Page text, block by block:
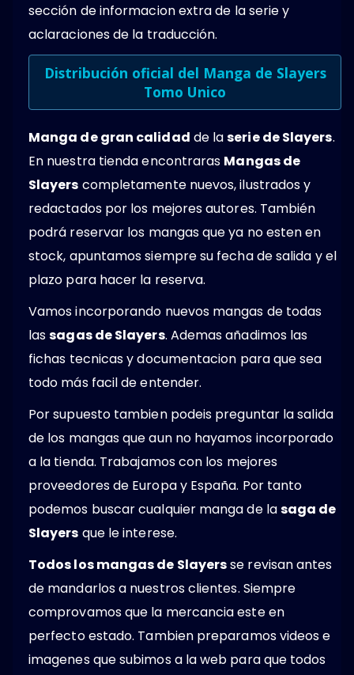
sección de informacion extra de la serie y
aclaraciones de la traducción.
Distribución oficial del Manga de Slayers
Tomo Unico
Manga de gran calidad de laserie de Slayers.
En nuestra tienda encontraras Mangas de
Slayers completamente nuevos, ilustrados y
redactados por los mejores autores. También
podrá reservar los mangas que ya no esten en
stock, apuntamos siempre su fecha de salida y el
plazo para hacer la reserva.
Vamos incorporando nuevos mangas de todas
lassagas de Slayers. Ademas añadimos las
fichas tecnicas y documentacion para que sea
todo más facil de entender.
Por supuesto tambien podeis preguntar la salida
de los mangas que aun no hayamos incorporado
a la tienda. Trabajamos con los mejores
proveedores de Europa y España. Por tanto
podemos buscar cualquier manga de lasaga de
Slayers que le interese.
Todos los mangas de Slayersse revisan antes
de mandarlos a nuestros clientes. Siempre
comprovamos que la mercancia este en
perfecto estado. Tambien preparamos videos e
imagenes que subimos a la web para que todos